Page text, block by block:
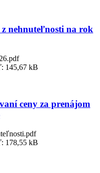
nehnuteľnosti na rok
145,67 kB
ceny za prenájom
178,55 kB